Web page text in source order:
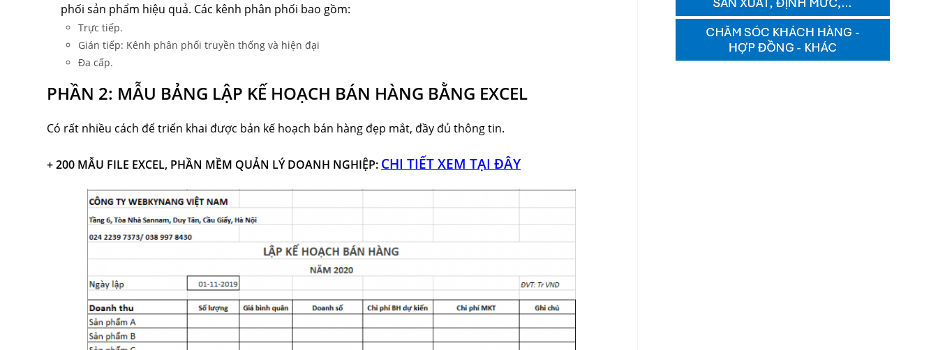
phối sản phẩm hiệu quả. Các kênh phân phối bao gồm:
Trực tiếp.
Gián tiếp: Kênh phân phối truyền thống và hiện đại
Đa cấp.
PHẦN 2: MẪU BẢNG LẬP KẾ HOẠCH BÁN HÀNG BẰNG EXCEL
Có rất nhiều cách để triển khai được bản kế hoạch bán hàng đẹp mắt, đầy đủ thông tin.
+ 200 MẪU FILE EXCEL, PHẦN MỀM QUẢN LÝ DOANH NGHIỆP: CHI TIẾT XEM TẠI ĐÂY